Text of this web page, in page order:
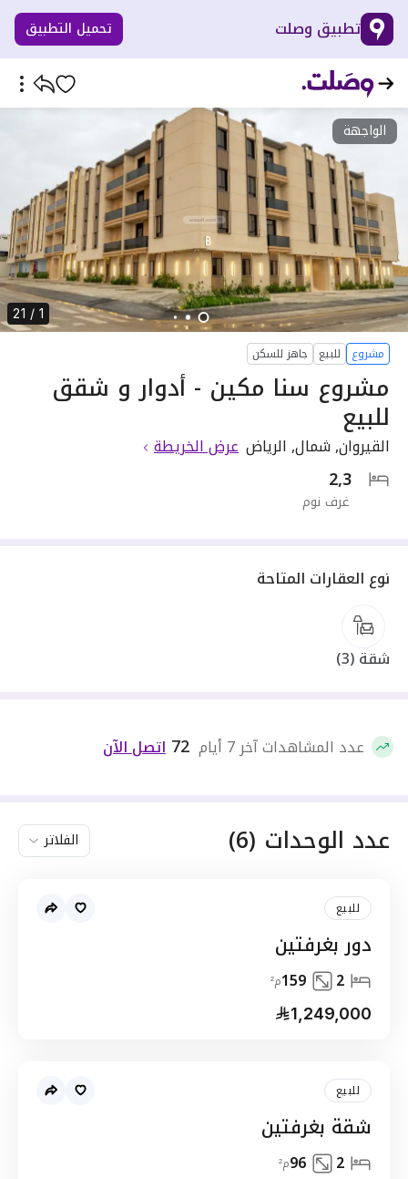
تطبيق وصلت تحميل التطبيق
الواجهة
1 / 21
مشروع للبيع جاهز للسكن
مشروع سنا مكين - أدوار و شقق
للبيع
القيروان, شمال, الرياض عرض الخريطة
2,3
غرف نوم
نوع العقارات المتاحة
شقة(
3
)
عدد المشاهدات آخر 7 أيام 72 اتصل الآن
عدد الوحدات (
6
) الفلاتر
للبيع
دور بغرفتين
2
159م²
1,249,000
للبيع
شقة بغرفتين
2
96م²